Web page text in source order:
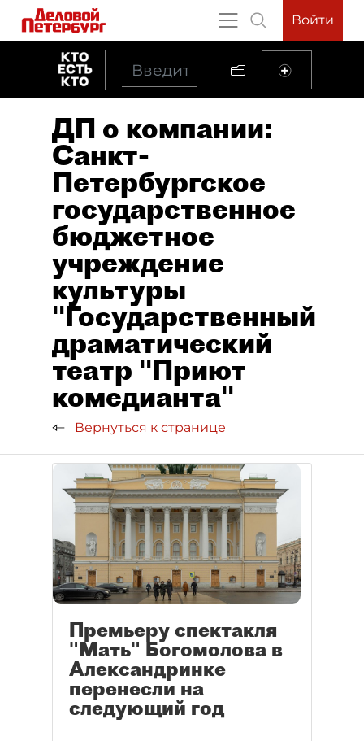
Войти
ДП о компании:
Санкт-
Петербургское
государственное
бюджетное
учреждение
культуры
"Государственный
драматический
театр "Приют
комедианта"
Вернуться к странице
Премьеру спектакля
"Мать" Богомолова в
Александринке
перенесли на
следующий год